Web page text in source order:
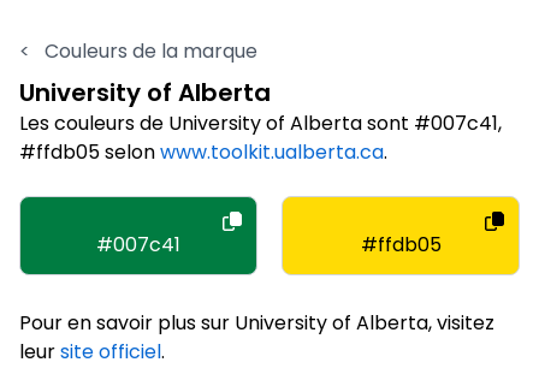
< Couleurs de la marque
University of Alberta
Les couleurs de University of Alberta sont #007c41,
#ffdb05 selonwww.toolkit.ualberta.ca.
#007c41 #ffdb05
Pour en savoir plus sur University of Alberta, visitez
leursite officiel.